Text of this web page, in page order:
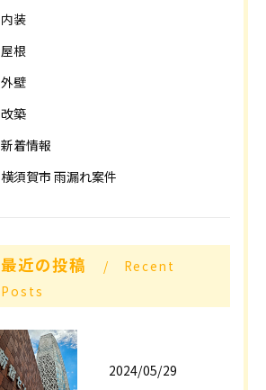
内装
屋根
外壁
改築
新着情報
横須賀市 雨漏れ案件
最近の投稿
Recent
Posts
2024/05/29